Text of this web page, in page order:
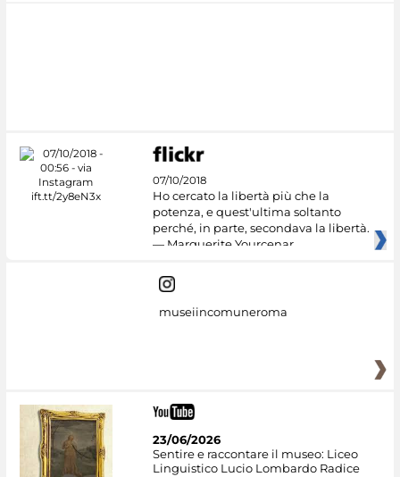
07/10/2018
Ho cercato la libertà più che la
potenza, e quest'ultima soltanto
perché, in parte, secondava la libertà.
— Marguerite Yourcenar
museiincomuneroma
23/06/2026
Sentire e raccontare il museo: Liceo
Linguistico Lucio Lombardo Radice